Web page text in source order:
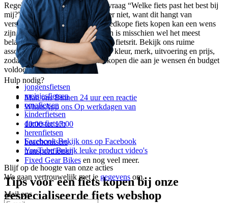
Regelmatig komt ‘ie voorbij; de vraag “Welke fiets past het best bij
mij?”. Een pasklaar antwoord is er niet, want dit hangt van
verschillende factoren af. Een goedkope fiets kopen kan een wens
zijn, maar een fiets op maat kopen is misschien wel het meest
belangrijke voor een comfortabele fietsrit. Bekijk ons ruime
assortiment en selecteer je fiets op kleur, merk, uitvoering en prijs,
zodat je een goedkope fiets kan kopen die aan je wensen én budget
voldoet. Bij ons vind je:
jongensfietsen
meisjesfietsen
omafietsen
kinderfietsen
damesfietsen
herenfietsen
beachcruisers
transportfietsen
Fixed Gear Bikes en nog veel meer.
Tips voor een fiets kopen bij onze
gespecialiseerde fiets webshop
Hulp nodig?
Mail onsBinnen 24 uur een reactie
WhatsApp ons Op werkdagen van
10:00 tot 17:00
FacebookBekijk ons op Facebook
YouTubeBekijk leuke product video's
Blijf op de hoogte van onze acties
We gaan vertrouwelijk met je gegevens om.
Mail ons